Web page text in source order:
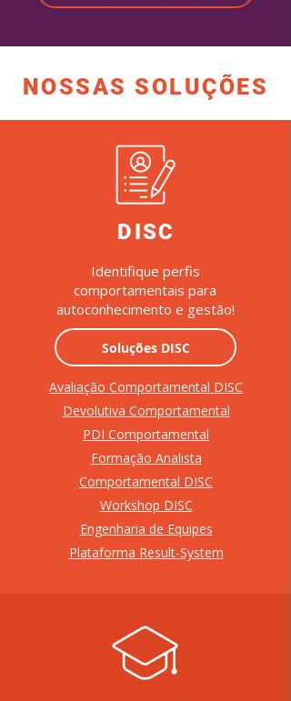
NOSSAS SOLUÇÕES
DISC
Identifique perfis
comportamentais para
autoconhecimento e gestão!
Soluções DISC
Avaliação Comportamental DISC
Devolutiva Comportamental
PDI Comportamental
Formação Analista
Comportamental DISC
Workshop DISC
Engenharia de Equipes
Plataforma Result-System